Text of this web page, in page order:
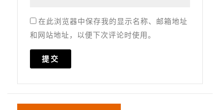
在此浏览器中保存我的显示名称、邮箱地址
和网站地址，以便下次评论时使用。